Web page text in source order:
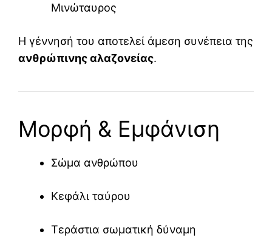
Μινώταυρος
Η γέννησή του αποτελεί άμεση συνέπεια της
ανθρώπινης αλαζονείας.
Μορφή & Εμφάνιση
Σώμα ανθρώπου
Κεφάλι ταύρου
Τεράστια σωματική δύναμη